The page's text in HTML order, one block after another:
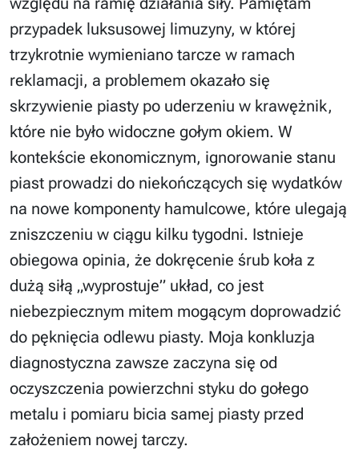
przypadek luksusowej limuzyny, w której
trzykrotnie wymieniano tarcze w ramach
reklamacji, a problemem okazało się
skrzywienie piasty po uderzeniu w krawężnik,
które nie było widoczne gołym okiem. W
kontekście ekonomicznym, ignorowanie stanu
piast prowadzi do niekończących się wydatków
na nowe komponenty hamulcowe, które ulegają
zniszczeniu w ciągu kilku tygodni. Istnieje
obiegowa opinia, że dokręcenie śrub koła z
dużą siłą „wyprostuje” układ, co jest
niebezpiecznym mitem mogącym doprowadzić
do pęknięcia odlewu piasty. Moja konkluzja
diagnostyczna zawsze zaczyna się od
oczyszczenia powierzchni styku do gołego
metalu i pomiaru bicia samej piasty przed
założeniem nowej tarczy.